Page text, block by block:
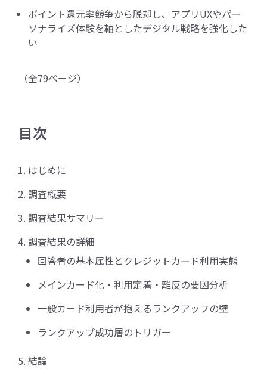
ポイント還元率競争から脱却し、アプリUXやパー
ソナライズ体験を軸としたデジタル戦略を強化した
い
（全79ページ）
目次
はじめに
調査概要
調査結果サマリー
調査結果の詳細
回答者の基本属性とクレジットカード利用実態
メインカード化・利用定着・離反の要因分析
一般カード利用者が抱えるランクアップの壁
ランクアップ成功層のトリガー
結論